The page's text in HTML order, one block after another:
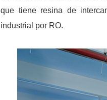
que tiene resina de
industrial por RO.